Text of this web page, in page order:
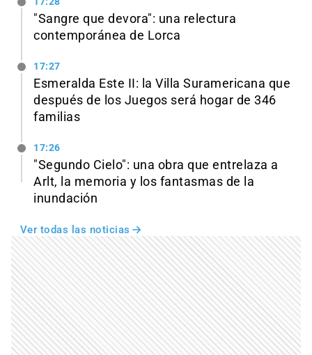
"Sangre que devora": una relectura
contemporánea de Lorca
17:27
Esmeralda Este II: la Villa Suramericana que
después de los Juegos será hogar de 346
familias
17:26
"Segundo Cielo": una obra que entrelaza a
Arlt, la memoria y los fantasmas de la
inundación
Ver todas las noticias